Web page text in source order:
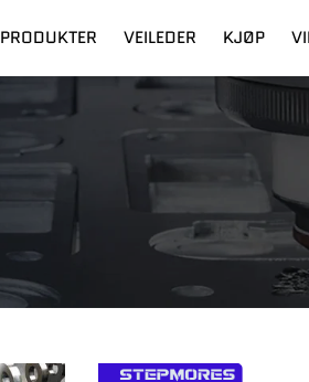
PRODUKTER VEILEDER KJØP
Frakt Utdanning
Fiberlaser